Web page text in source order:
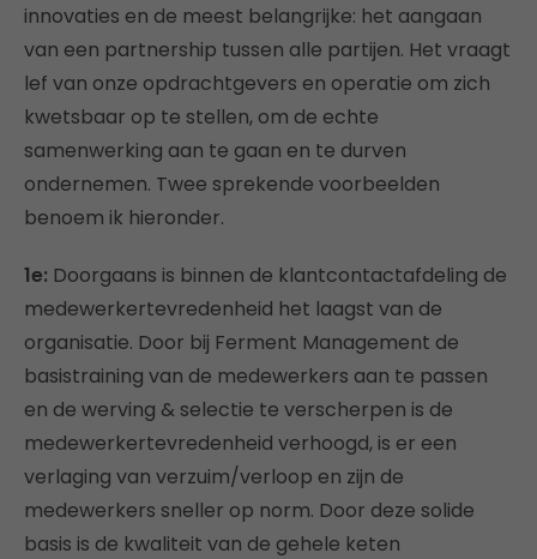
innovaties en de meest belangrijke: het aangaan
van een partnership tussen alle partijen. Het vraagt
lef van onze opdrachtgevers en operatie om zich
kwetsbaar op te stellen, om de echte
samenwerking aan te gaan en te durven
ondernemen. Twee sprekende voorbeelden
benoem ik hieronder.
1e: Doorgaans is binnen de klantcontactafdeling de
medewerkertevredenheid het laagst van de
organisatie. Door bij Ferment Management de
basistraining van de medewerkers aan te passen
en de werving & selectie te verscherpen is de
medewerkertevredenheid verhoogd, is er een
verlaging van verzuim/verloop en zijn de
medewerkers sneller op norm. Door deze solide
basis is de kwaliteit van de gehele keten